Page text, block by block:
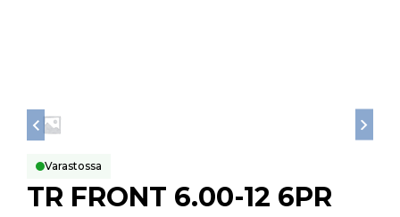
Varastossa
TR FRONT 6.00-12 6PR